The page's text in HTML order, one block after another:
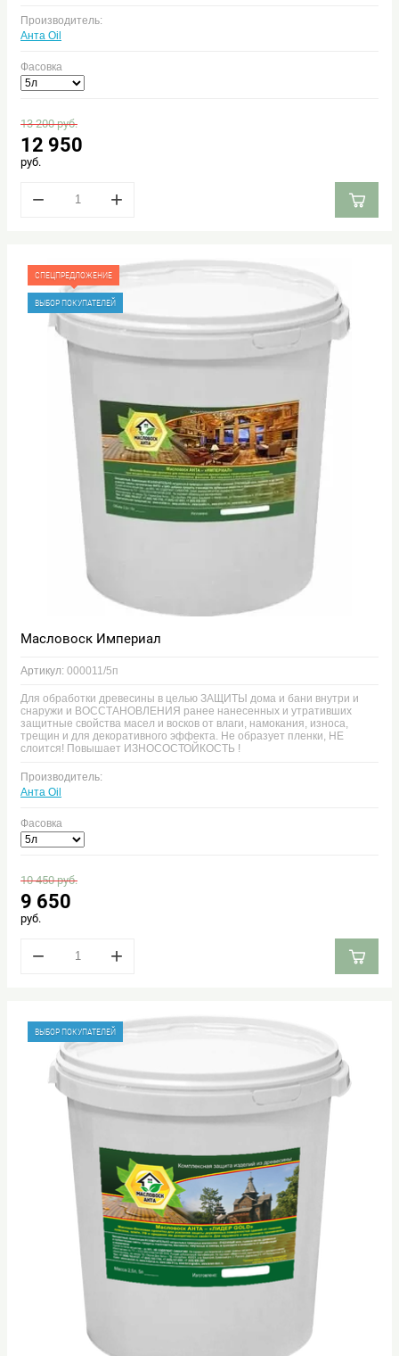
Производитель:
Анта Oil
Фасовка
13 200руб.
12 950
руб.
− +
СПЕЦПРЕДЛОЖЕНИЕ
ВЫБОР ПОКУПАТЕЛЕЙ
Масловоск Империал
Артикул: 000011/5п
Для обработки древесины в целью ЗАЩИТЫ дома и бани внутри и
снаружи и ВОССТАНОВЛЕНИЯ ранее нанесенных и утративших
защитные свойства масел и восков от влаги, намокания, износа,
трещин и для декоративного эффекта. Не образует пленки, НЕ
слоится! Повышает ИЗНОСОСТОЙКОСТЬ !
Производитель:
Анта Oil
Фасовка
10 450руб.
9 650
руб.
− +
ВЫБОР ПОКУПАТЕЛЕЙ